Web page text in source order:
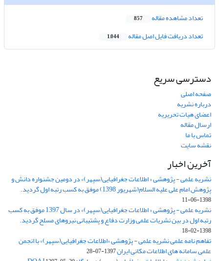
تعداد مشاهده مقاله 857
تعداد دریافت فایل اصل مقاله 1,044
دسترسی سریع
صفحه اصلی
درباره نشریه
اعضای هیات تحریریه
ارسال مقاله
تماس با ما
نقشه سایت
آخرین اخبار
نشریه علمی - پژوهشی « اطلاعات جغرافیایی(سپهر)» در دومین جشنواره دانش و
پژوهش امام علی علیه السلام(شهریور 1398) موفق به کسب رتبه اول گردید.
1398-06-11
نشریه علمی - پژوهشی « اطلاعات جغرافیایی(سپهر)» در سال 1397 موفق به کسب
رتبه اول در بین نشریات علمی وزارت دفاع و پشتیبانی نیروهای مسلح گردید.
1398-02-18
تفاهم نامه علمی نشریه علمی - پژوهشی «اطلاعات جغرافیایی(سپهر)» با انجمن
علمی سامانه های اطلاعات مکانی ایران1397-07-28